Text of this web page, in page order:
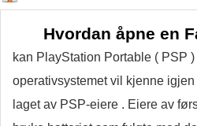
Hvordan åpne en
kan PlayStation Portable ( PSP
operativsystemet vil kjenne
laget av PSP-eiere . Eiere av